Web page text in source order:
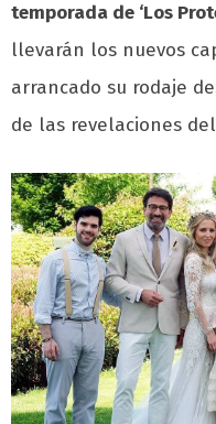
temporada de ‘Los
llevarán los nuevos
arrancado su rodaje
de las revelaciones